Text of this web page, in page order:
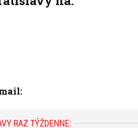
Bratislave
RAZ TÝŽDENNE: